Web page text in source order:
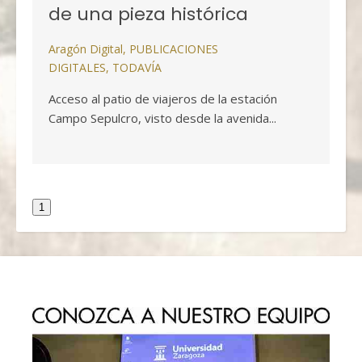
de una pieza histórica
Aragón Digital, PUBLICACIONES
DIGITALES, TODAVÍA
Acceso al patio de viajeros de la estación
Campo Sepulcro, visto desde la avenida...
1